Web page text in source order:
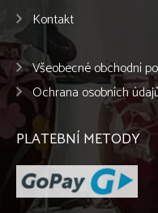
Kontakt
Všeobecné obchodní
Ochrana osobních
PLATEBNÍ METODY